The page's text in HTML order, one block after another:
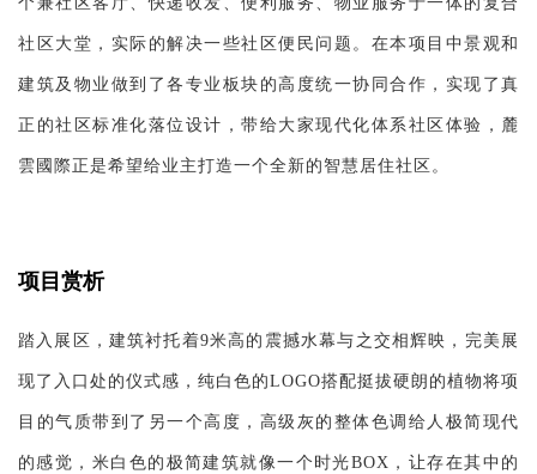
社区大堂，实际的解决一些社区便民问题。在本项目中景观和
建筑及物业做到了各专业板块的高度统一协同合作，实现了真
正的社区标准化落位设计，带给大家现代化体系社区体验，麓
雲國際正是希望给业主打造一个全新的智慧居住社区。
项目赏析
踏入展区，建筑衬托着9米高的震撼水幕与之交相辉映，完美展
现了入口处的仪式感，纯白色的LOGO搭配挺拔硬朗的植物将项
目的气质带到了另一个高度，高级灰的整体色调给人极简现代
的感觉，米白色的极简建筑就像一个时光BOX，让存在其中的